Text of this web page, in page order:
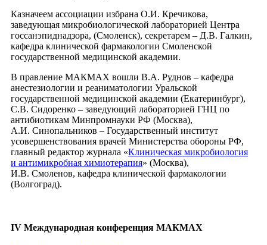
Казначеем ассоциации избрана О.И. Кречикова,
заведующая микробиологической лабораторией Центра
госсанэпиднадзора, (Смоленск), секретарем – Д.В. Галкин,
кафедра клинической фармакологии Смоленской
государственной медицинской академии.
В правление МАКМАХ вошли В.А. Руднов – кафедра
анестезиологии и реаниматологии Уральской
государственной медицинской академии (Екатеринбург),
С.В. Сидоренко – заведующий лабораторией ГНЦ по
антибиотикам Минпромнауки РФ (Москва),
А.И. Синопальников – Государственный институт
усовершенствования врачей Министерства обороны РФ,
главный редактор журнала «Клиническая микробиология
и антимикробная химиотерапия» (Москва),
И.В. Смоленов, кафедра клинической фармакологии
(Волгоград).
IV Международная конференция МАКМАХ